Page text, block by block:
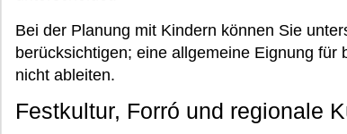
Bei der Planung mit Kindern können Sie
berücksichtigen; eine allgemeine Eignung
nicht ableiten.
Festkultur, Forró und regionale